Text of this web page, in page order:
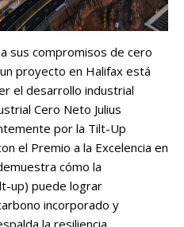
sus compromisos de cero
proyecto en Halifax está
el desarrollo industrial
Cero Neto Julius
por la Tilt-Up
el Premio a la Excelencia en
cómo la
up) puede lograr
incorporado y